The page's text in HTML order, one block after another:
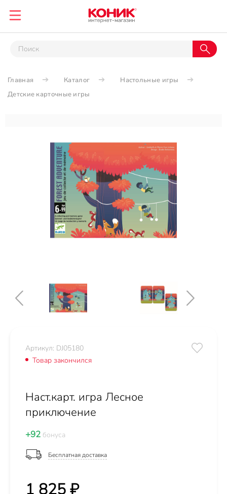
Главная Каталог
Настольные игры
Детские карточные игры
Артикул: DJ05180
Товар закончился
Наст.карт. игра Лесное
приключение
+92 бонуса
Бесплатная доставка
1 825 ₽